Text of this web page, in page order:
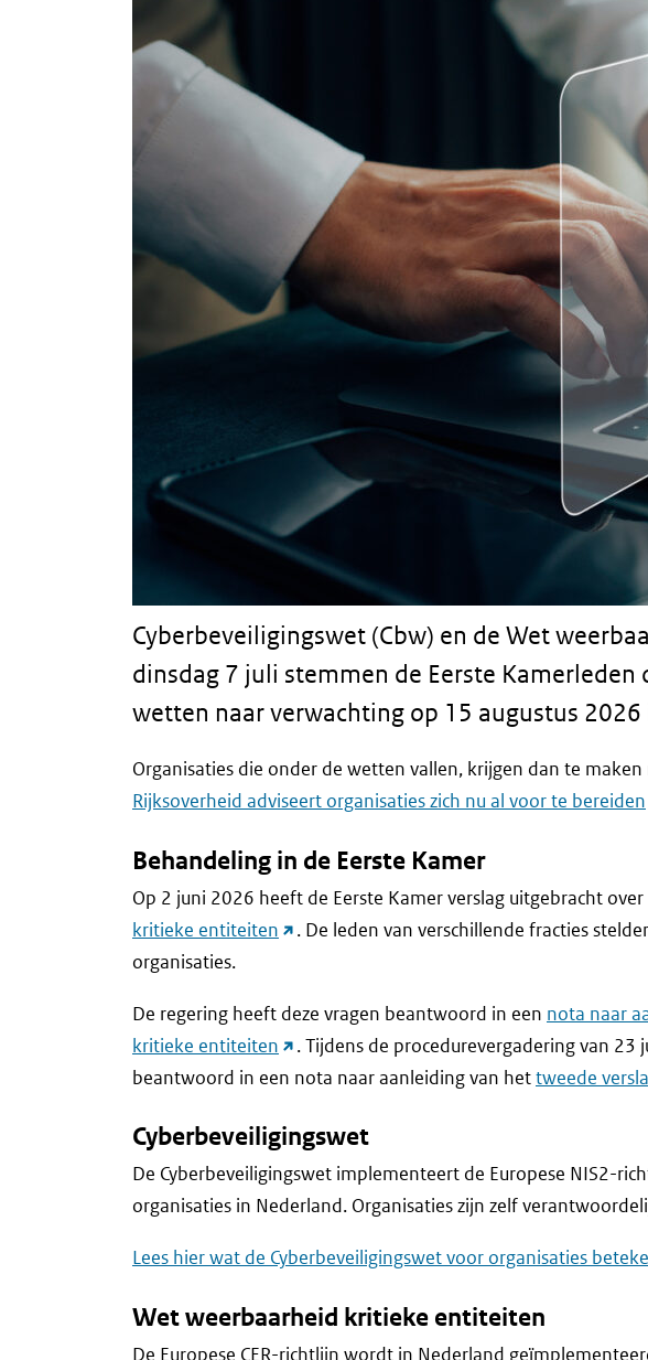
Cyberbeveiligingswet (Cbw) en de Wet
dinsdag 7 juli stemmen de Eerste
wetten naar verwachting op 15 augustus
Organisaties die onder de wetten vallen, krijgen dan te
Rijksoverheid adviseert organisaties zich nu al voor te bereiden
Behandeling in de Eerste Kamer
Op 2 juni 2026 heeft de Eerste Kamer verslag uitgebracht
kritieke entiteiten (link
website)
. De leden van verschillende fracties
organisaties.
De regering heeft deze vragen beantwoord in een nota naar
kritieke entiteiten (link
naar
website)
. Tijdens de procedurevergadering van
beantwoord in een nota naar aanleiding van hettweede
Cyberbeveiligingswet
De Cyberbeveiligingswet implementeert de Europese NIS2-
organisaties in Nederland. Organisaties zijn zelf
Lees hier wat de Cyberbeveiligingswet voor organisaties
Wet weerbaarheid kritieke entiteiten
De Europese CER-richtlijn wordt in Nederland